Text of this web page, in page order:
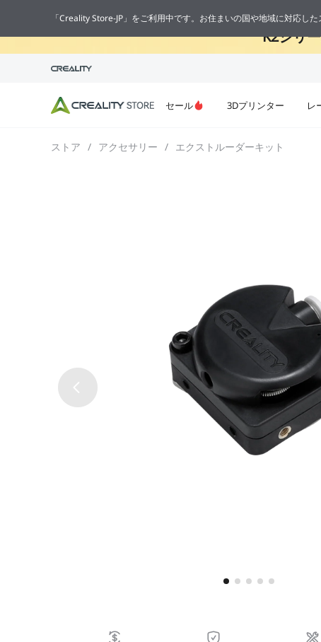
🔥
K2シリ
セール 3Dプリンター レ
ストア / アクセサリー / エクストルーダーキット
「Creality Store-JP」をご利用中です。お住まいの国や地域に対応し